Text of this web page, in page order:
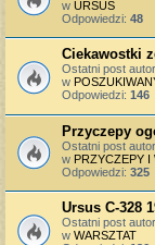
w URSUS
Odpowiedzi: 48
Ciekawostki
Ostatni post
w
Odpowiedzi: 146
Przyczepy
Ostatni post
w PRZYCZEPY I
Odpowiedzi: 325
Ursus C-328
Ostatni post
w WARSZTAT